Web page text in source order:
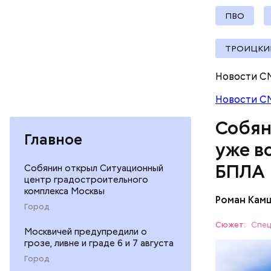
Главное
Собянин открыл Ситуационный
центр градостроительного
комплекса Москвы
Город
Москвичей предупредили о
грозе, ливне и граде 6 и 7 августа
Город
ПВО
Новости
Новости
уже
БПЛА
Роман
Сюжет:
здание
В этот же
получили